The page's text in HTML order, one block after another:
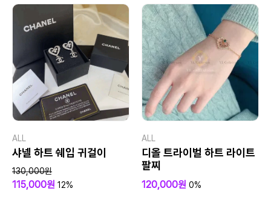
ALL
샤넬 하트 쉐입 귀걸이
130,000원
115,000원 12%
ALL
디올 트라이벌 하트 라이트
팔찌
120,000원 0%